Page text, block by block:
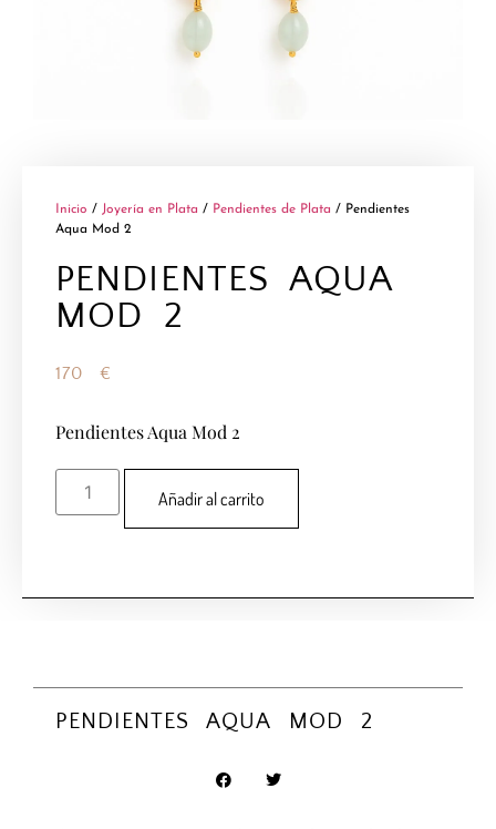
Inicio / Joyería en Plata / Pendientes de Plata / Pendientes
Aqua Mod 2
PENDIENTES AQUA
MOD 2
170€
Pendientes Aqua Mod 2
Añadir al carrito
PENDIENTES AQUA MOD 2